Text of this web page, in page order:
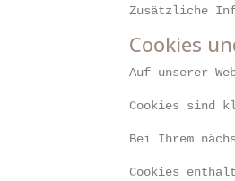
Zusätzliche
Cookies
Auf unserer
Cookies sind
Bei Ihrem
Cookies